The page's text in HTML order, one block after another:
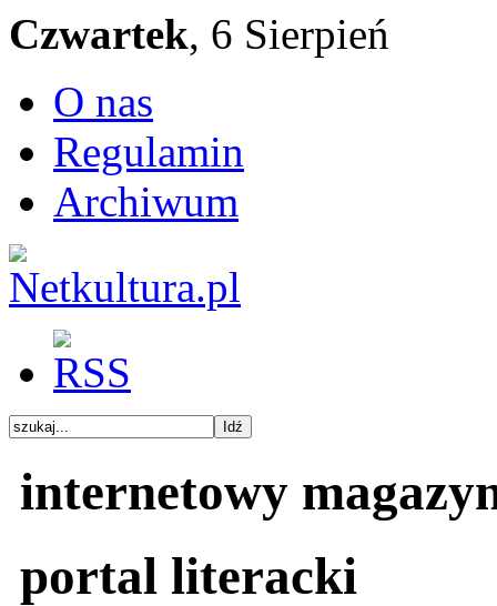
Czwartek, 6 Sierpień
O nas
Regulamin
Archiwum
internetowy
portal literacki